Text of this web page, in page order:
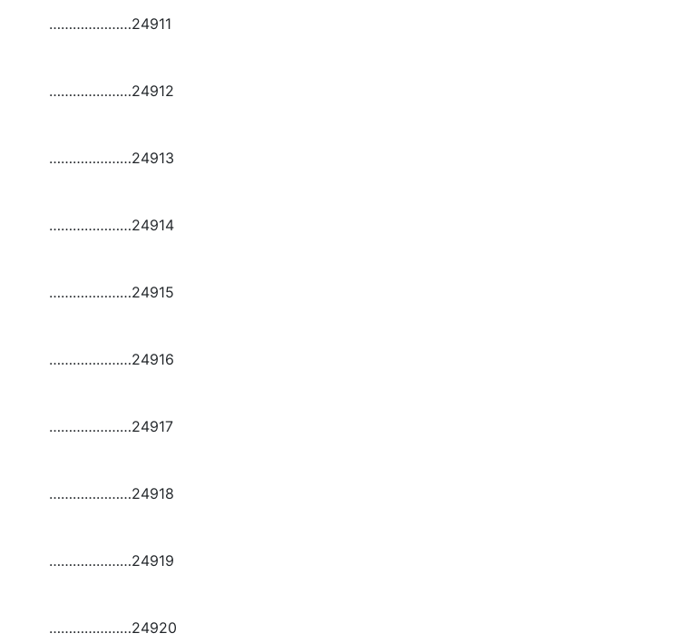
…………………24911
…………………24912
…………………24913
…………………24914
…………………24915
…………………24916
…………………24917
…………………24918
…………………24919
…………………24920